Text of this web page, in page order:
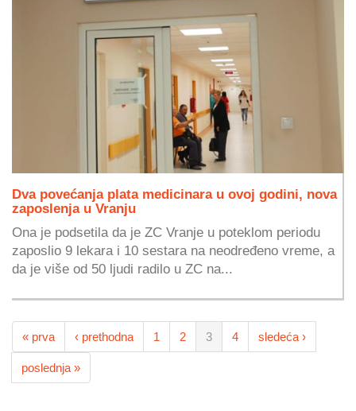
Dva povećanja plata medicinara u ovoj godini, nova
zaposlenja u Vranju
Ona je podsetila da je ZC Vranje u poteklom periodu
zaposlio 9 lekara i 10 sestara na neodređeno vreme, a
da je više od 50 ljudi radilo u ZC na...
« prva ‹ prethodna 1 2 3 4 sledeća ›
poslednja »